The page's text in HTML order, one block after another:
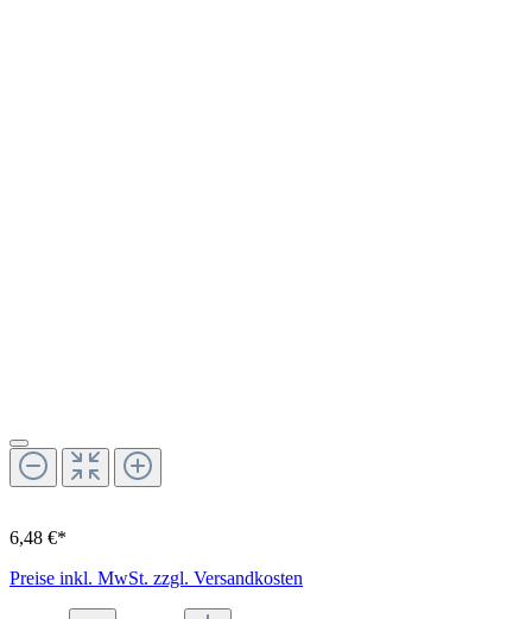
6,48 €*
Preise inkl. MwSt. zzgl. Versandkosten